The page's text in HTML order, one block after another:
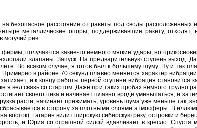
расстояние от ракеты под своды расположенных
металлические опоры, поддерживавшие ракету,
рев.
получаются какие-то немного мягкие удары, но
клапаны. Запуск. На предварительную ступень выход.
Во всяком случае, я готов был к большему шуму. Ну и так
в районе 70 секунд плавно меняется характер
и к концу работы первой ступени вибрация становится
я вел связь со стартом. Даже при таких пробах немного трудно
своего пика и начинает плавно вроде уменьшаться, и
расти, начинает прижимать, уровень шума уже меньше так,
в сторону за плотными слоями атмосферы. В
восток). Гагарин видит широкую сибирскую реку, островки и
и Юрия со страшной силой вдавливает в кресло. Спустя